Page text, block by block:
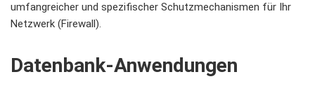
umfangreicher und spezifischer Schutzmechanismen für Ihr
Netzwerk (Firewall).
Datenbank-Anwendungen